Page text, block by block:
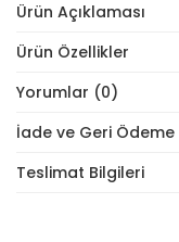
Ürün Açıklaması
Ürün Özellikler
Yorumlar (0)
İade ve Geri Ödeme
Teslimat Bilgileri